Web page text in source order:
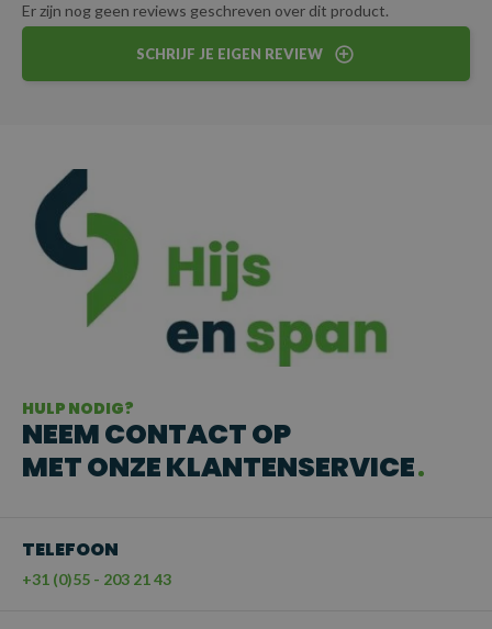
Er zijn nog geen reviews geschreven over dit product.
SCHRIJF JE EIGEN REVIEW
HULP NODIG?
NEEM CONTACT OP
MET ONZE KLANTENSERVICE
TELEFOON
+31 (0)55 - 203 21 43